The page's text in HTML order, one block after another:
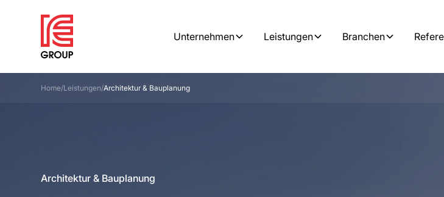
Unternehmen Leistungen Branchen
Home/Leistungen/Architektur & Bauplanung
Architektur & Bauplanung